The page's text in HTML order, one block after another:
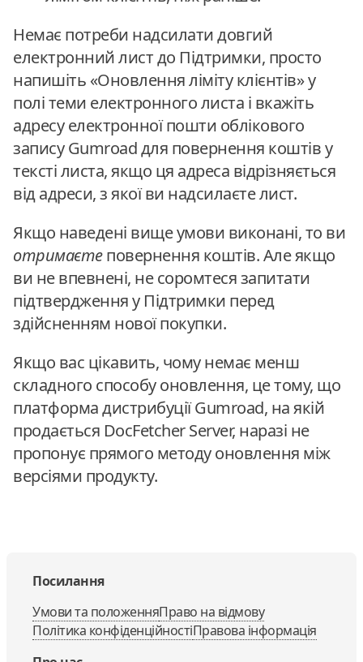
Немає потреби надсилати довгий
електронний лист до Підтримки, просто
напишіть «Оновлення ліміту клієнтів» у
полі теми електронного листа і вкажіть
адресу електронної пошти облікового
запису Gumroad для повернення коштів у
тексті листа, якщо ця адреса відрізняється
від адреси, з якої ви надсилаєте лист.
Якщо наведені вище умови виконані, то ви
отримаєтеповернення коштів. Але якщо
ви не впевнені, не соромтеся запитати
підтвердження у Підтримки перед
здійсненням нової покупки.
Якщо вас цікавить, чому немає менш
складного способу оновлення, це тому, що
платформа дистрибуції Gumroad, на якій
продається DocFetcher Server, наразі не
пропонує прямого методу оновлення між
версіями продукту.
Посилання
Умови та положенняПраво на відмову
Політика конфіденційностіПравова інформація